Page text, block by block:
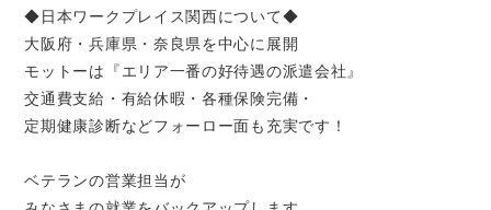
◆日本ワークプレイス関西について◆
大阪府・兵庫県・奈良県を中心に展開
モットーは『エリア一番の好待遇の派遣会社』
交通費支給・有給休暇・各種保険完備・
定期健康診断などフォーロー面も充実です！
ベテランの営業担当が